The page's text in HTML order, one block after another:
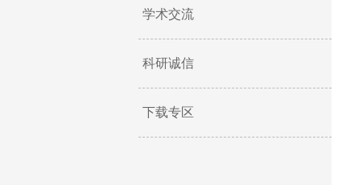
学术交流
科研诚信
下载专区